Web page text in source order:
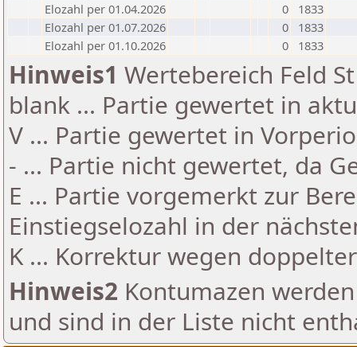
Elozahl per 01.04.2026
0
1833
Elozahl per 01.07.2026
0
1833
Elozahl per 01.10.2026
0 1833
Hinweis1 Wertebereich Feld
blank ... Partie gewertet in
V ... Partie gewertet in
- ... Partie nicht gewertet, da
E ... Partie vorgemerkt zur
Einstiegselozahl in der
K ... Korrektur wegen
Hinweis2 Kontumazen
und sind in der Liste nicht